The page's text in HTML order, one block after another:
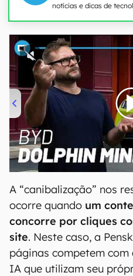
notícias e dicas de
00:00/04:07
A “canibalização” nos
ocorre quando um
concorre por cliques
site. Neste caso, a
páginas competem
IA que utilizam seu